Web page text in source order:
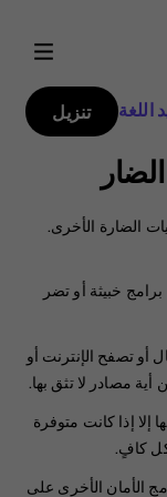
اللغة تنزيل
الضارة الأخرى.
خبيثة أو تضر
أو تصفح الإنترنت أو
مصادر لا تثق بها.
إلا إذا كانت متوفرة
كافٍ.‬
الأمان الأخرى على